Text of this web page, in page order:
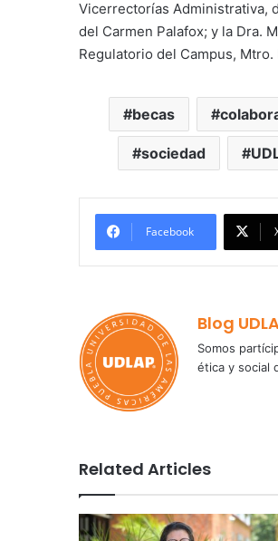
Vicerrectorías Administrativa,
del Carmen Palafox; y la Dra.
Regulatorio del Campus,
becas
sociedad
Facebook
Blog
Somos
ética y social
Related Articles